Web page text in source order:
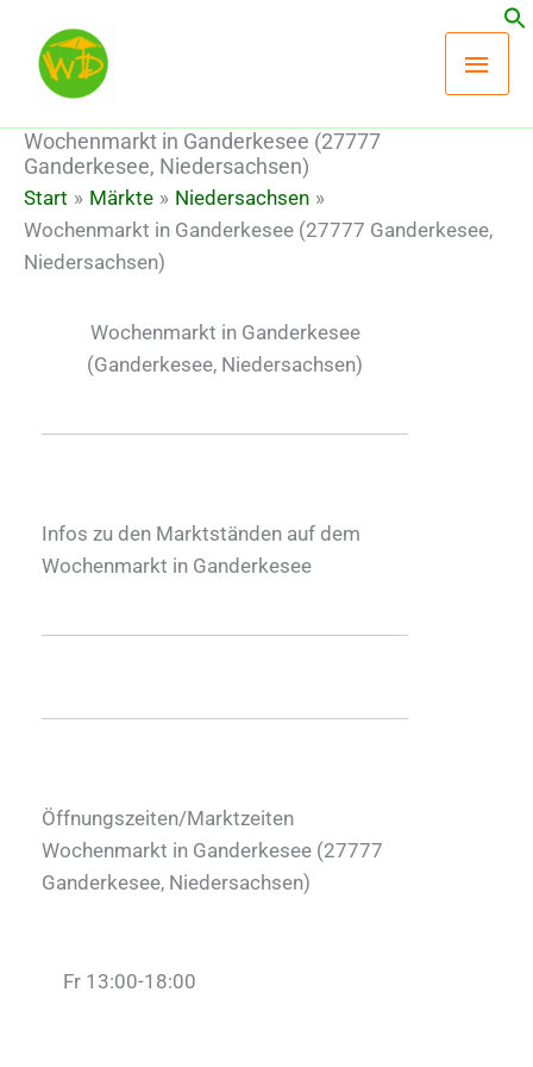
Inhalt
springen
Wochenmarkt in Ganderkesee (27777
Ganderkesee, Niedersachsen)
Start Märkte
Niedersachsen
Wochenmarkt in Ganderkesee (27777 Ganderkesee,
Niedersachsen)
Wochenmarkt in Ganderkesee
(Ganderkesee, Niedersachsen)
Infos zu den Marktständen auf dem
Wochenmarkt in Ganderkesee
Öffnungszeiten/Marktzeiten
Wochenmarkt in Ganderkesee (27777
Ganderkesee, Niedersachsen)
Fr 13:00-18:00